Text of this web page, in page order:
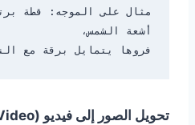
فروها يتمايل برقة مع
تحويل الصور إلى فيديو (Frames to Video)